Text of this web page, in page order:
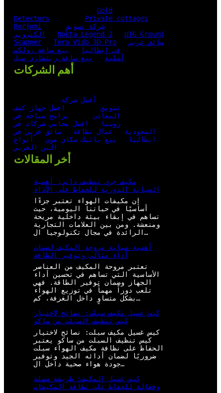
Gold
Detectors
Private cottages
Borjomi
شركة تسويق
الكتروني
Nokta Legend 2
UIG Ground
Scanner
Tero Vido 3D Pro
سائق عربي
في إيطاليا
بيع ساعة رولكس
أصلية
بيع ساعة ريتشارد ميل
أهم الشركات
أفضل شركة
تسويق
افضل جهاز كشف
المعادن
برامج سياحة في
روسيا
افضل محامي شركات في
السعودية
عمال نظافة
سائق عربي في
ايطاليا
بيع باتيك سكاي مون
أنواع
البن العربي
أخر المقالات
مكيف جري تنظيف ذاتي: أهمية
الصيانة الدورية للحفاظ على الأداء
إن مكيفات الهواء تعتبر جزءًا
أساسيًا في حياتنا اليومية، حيث
تساهم في إبقاء بيئة داخلية مريحة
ومنعشة. ومن بين العلامات التجارية
الرائدة في مجال تكنولوجيا ال…
أهمية صيانة مروحة المكيف لضمان
أداء مثالي وتوفير الطاقة
تعتبر مروحة المكيف من العناصر
الأساسية التي تساهم في تحسين أداء
الجهاز وضمان توفير الطاقة. فهي
تلعب دوراً مهماً في توزيع الهواء
بشكل متساوٍ داخل الغرفة، كم…
كيس غسيل مكيف سبلت: نصائح لاختيار
كيس تنظيف السبلت من ساكو
كيس غسيل مكيف سبلت: نصائح لاختيار
كيس تنظيف السبلت من ساكو يعتبر
الحفاظ على نظافة مكيف الهواء سبلت
ضروريًا لضمان أدائه الجيد وتوفير
جودة هواء صحية داخل ال…
كيس غسيل المكيف: طريقة سهلة
وفعالة للحفاظ على نظافة المكيفات